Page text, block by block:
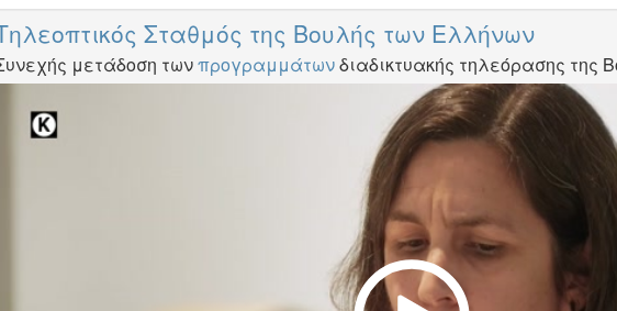
Σταθμός της Βουλής των Ελλήνων
μετάδοση τωνπρογραμμάτωνδιαδικτυακής τηλεόρασης της